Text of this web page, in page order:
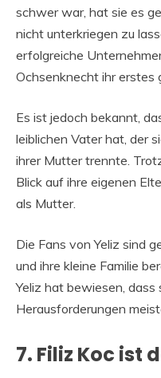
schwer war, hat sie es
nicht unterkriegen zu
erfolgreiche
Ochsenknecht ihr erstes
Es ist jedoch bekannt,
leiblichen Vater hat, der
ihrer Mutter trennte.
Blick auf ihre eigenen
als Mutter.
Die Fans von Yeliz sind
und ihre kleine Familie
Yeliz hat bewiesen, dass
Herausforderungen
7. Filiz Koc ist